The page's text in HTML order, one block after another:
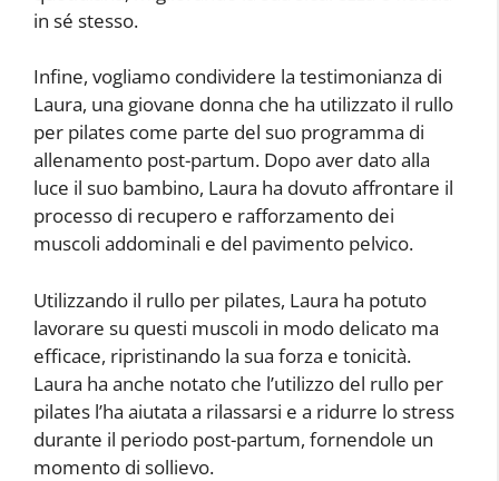
in sé stesso.
Infine, vogliamo condividere la testimonianza di
Laura, una giovane donna che ha utilizzato il rullo
per pilates come parte del suo programma di
allenamento post-partum. Dopo aver dato alla
luce il suo bambino, Laura ha dovuto affrontare il
processo di recupero e rafforzamento dei
muscoli addominali e del pavimento pelvico.
Utilizzando il rullo per pilates, Laura ha potuto
lavorare su questi muscoli in modo delicato ma
efficace, ripristinando la sua forza e tonicità.
Laura ha anche notato che l’utilizzo del rullo per
pilates l’ha aiutata a rilassarsi e a ridurre lo stress
durante il periodo post-partum, fornendole un
momento di sollievo.